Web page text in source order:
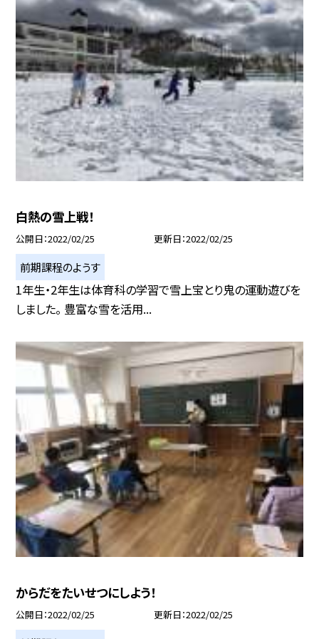
白熱の雪上戦！
公開日 2022/02/25 更新日 2022/02/25
前期課程のようす
1年生・2年生は体育科の学習で雪上宝とり鬼の運動遊びを
しました。 豊富な雪を活用...
からだをたいせつにしよう！
公開日 2022/02/25 更新日 2022/02/25